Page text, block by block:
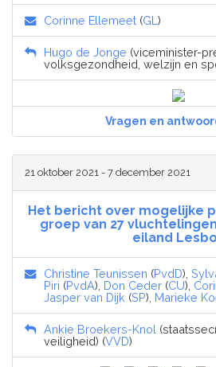
Corinne Ellemeet (GL )
Hugo de Jonge (viceminister-
volksgezondheid, welzijn en
Vragen en
21 oktober 2021 - 7 december 2021
Het bericht over mogelijke
groep van 27
eiland
Christine Teunissen (PvdD),
Piri (PvdA), Don Ceder (CU),
Jasper van Dijk (SP), Marieke
Ankie Broekers-Knol
veiligheid) (VVD)